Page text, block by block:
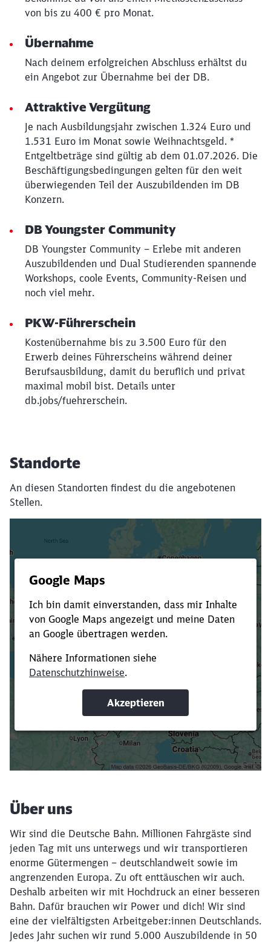
von bis zu 400 € pro Monat.
Übernahme
Nach deinem erfolgreichen Abschluss erhältst du
ein Angebot zur Übernahme bei der DB.
Attraktive Vergütung
Je nach Ausbildungsjahr zwischen 1.324 Euro und
1.531 Euro im Monat sowie Weihnachtsgeld. *
Entgeltbeträge sind gültig ab dem 01.07.2026. Die
Beschäftigungsbedingungen gelten für den weit
überwiegenden Teil der Auszubildenden im DB
Konzern.
DB Youngster Community
DB Youngster Community – Erlebe mit anderen
Auszubildenden und Dual Studierenden spannende
Workshops, coole Events, Community-Reisen und
noch viel mehr.
PKW-Führerschein
Kostenübernahme bis zu 3.500 Euro für den
Erwerb deines Führerscheins während deiner
Berufsausbildung, damit du beruflich und privat
maximal mobil bist. Details unter
db.jobs/fuehrerschein.
Standorte
An diesen Standorten findest du die angebotenen
Stellen.
Verkürze die Ladezeit, indem du Suchbegriffe
oder Filter hinzufügst.
Suchbegriffe eingeben
Filter setzen
Über uns
Wir sind die Deutsche Bahn. Millionen Fahrgäste sind
jeden Tag mit uns unterwegs und wir transportieren
enorme Gütermengen – deutschlandweit sowie im
angrenzenden Europa. Zu oft enttäuschen wir auch.
Deshalb arbeiten wir mit Hochdruck an einer besseren
Bahn. Dafür brauchen wir Power und dich! Wir sind
eine der vielfältigsten Arbeitgeber:innen Deutschlands.
Jedes Jahr suchen wir rund 5.000 Auszubildende in 50
werden?
Abbrechen